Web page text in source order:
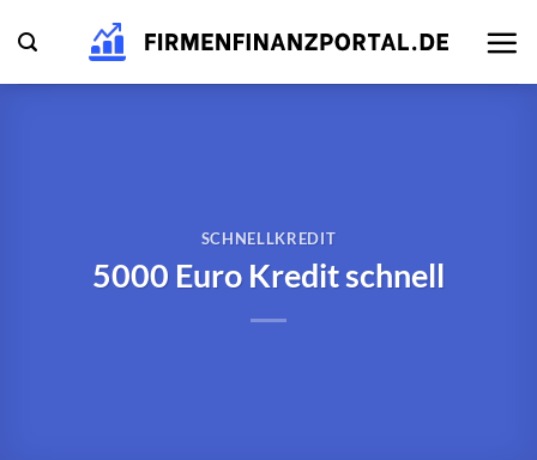
Inhalt
springen
SCHNELLKREDIT
5000 Euro Kredit schnell